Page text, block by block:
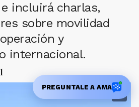
incluirá charlas,
sobre movilidad
y
internacional.
PREGUNTALE A AMA